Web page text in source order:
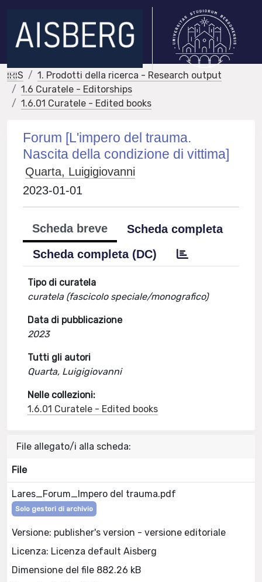
IRIS
1. Prodotti della ricerca - Research output
1.6 Curatele - Editorships
1.6.01 Curatele - Edited books
Forum [L'impero del trauma.
Nascita della condizione di vittima]
Quarta, Luigigiovanni
2023-01-01
Scheda breve
Scheda completa
Scheda completa (DC)
Tipo di curatela
curatela (fascicolo speciale/monografico)
Data di pubblicazione
2023
Tutti gli autori
Quarta, Luigigiovanni
Nelle collezioni:
1.6.01 Curatele - Edited books
File allegato/i alla scheda:
File
Lares_Forum_Impero del trauma.pdf
Solo gestori di archivio
Versione: publisher's version - versione editoriale
Licenza: Licenza default Aisberg
Dimensione del file 882.26 kB